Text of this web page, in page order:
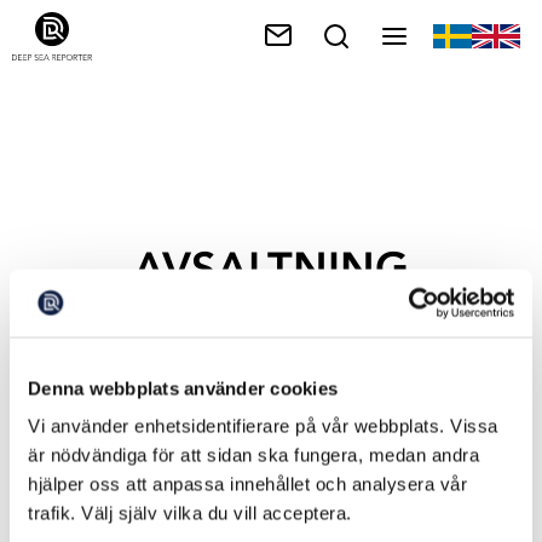
Denna webbplats använder cookies
Vi använder enhetsidentifierare på vår webbplats. Vissa
är nödvändiga för att sidan ska fungera, medan andra
hjälper oss att anpassa innehållet och analysera vår
trafik. Välj själv vilka du vill acceptera.
AVSALTNING